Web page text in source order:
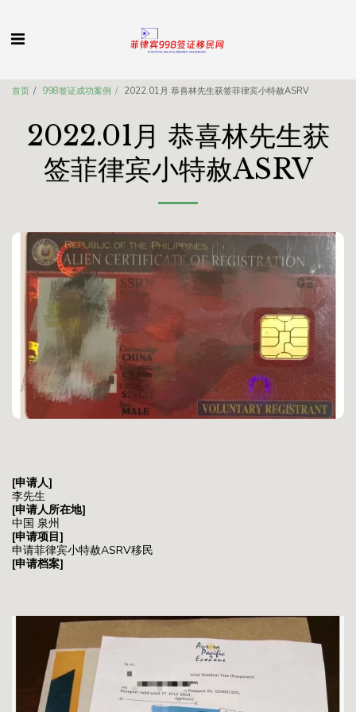
首页 998签证成功案例 2022.01月 恭喜林先生获签菲律宾小特赦ASRV
2022.01月 恭喜林先生获
签菲律宾小特赦ASRV
[申请人]
李先生
[申请人所在地]
中国 泉州
[申请项目]
申请菲律宾小特赦ASRV移民
[申请档案]